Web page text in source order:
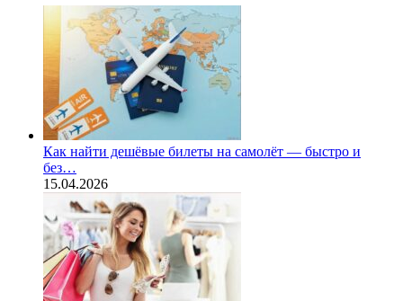
Как найти дешёвые билеты на самолёт — быстро и
без…
15.04.2026